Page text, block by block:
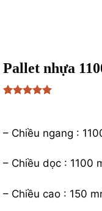
Pallet nhựa
– Chiều ngang :
– Chiều dọc : 1100
– Chiều cao : 150